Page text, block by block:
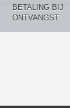
BETALING BIJ
ONTVANGST